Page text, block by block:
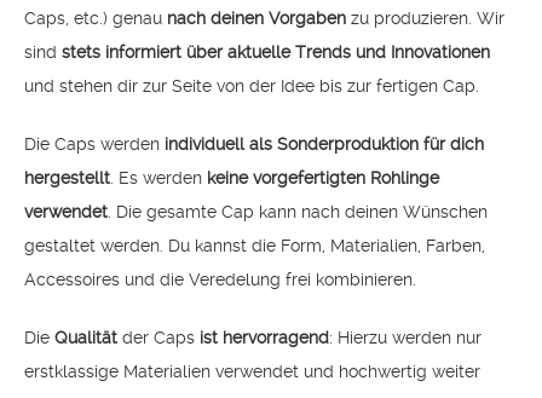
Caps, etc.) genau nach deinen Vorgaben zu produzieren. Wir
sind stets informiert über aktuelle Trends und Innovationen
und stehen dir zur Seite von der Idee bis zur fertigen Cap.
Die Caps werden individuell als Sonderproduktion für dich
hergestellt . Es werden keine vorgefertigten Rohlinge
verwendet . Die gesamte Cap kann nach deinen Wünschen
gestaltet werden. Du kannst die Form, Materialien, Farben,
Accessoires und die Veredelung frei kombinieren.
Die Qualität der Caps ist hervorragend: Hierzu werden nur
erstklassige Materialien verwendet und hochwertig weiter